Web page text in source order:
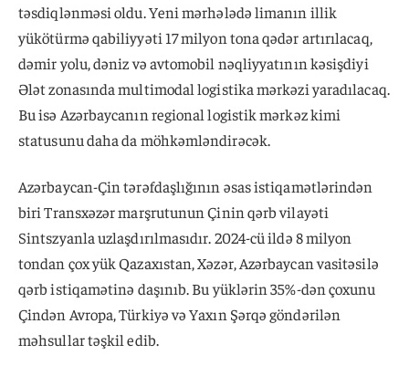
təsdiqlənməsi oldu. Yeni mərhələdə limanın illik
yükötürmə qabiliyyəti 17 milyon tona qədər artırılacaq,
dəmir yolu, dəniz və avtomobil nəqliyyatının kəsişdiyi
Ələt zonasında multimodal logistika mərkəzi yaradılacaq.
Bu isə Azərbaycanın regional logistik mərkəz kimi
statusunu daha da möhkəmləndirəcək.
Azərbaycan-Çin tərəfdaşlığının əsas istiqamətlərindən
biri Transxəzər marşrutunun Çinin qərb vilayəti
Sintszyanla uzlaşdırılmasıdır. 2024-cü ildə 8 milyon
tondan çox yük Qazaxıstan, Xəzər, Azərbaycan vasitəsilə
qərb istiqamətinə daşınıb. Bu yüklərin 35%-dən çoxunu
Çindən Avropa, Türkiyə və Yaxın Şərqə göndərilən
məhsullar təşkil edib.